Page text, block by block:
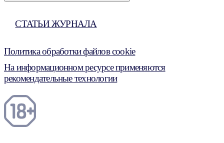
СТАТЬИ ЖУРНАЛА
Политика обработки файлов cookie
На информационном ресурсе применяются
рекомендательные технологии